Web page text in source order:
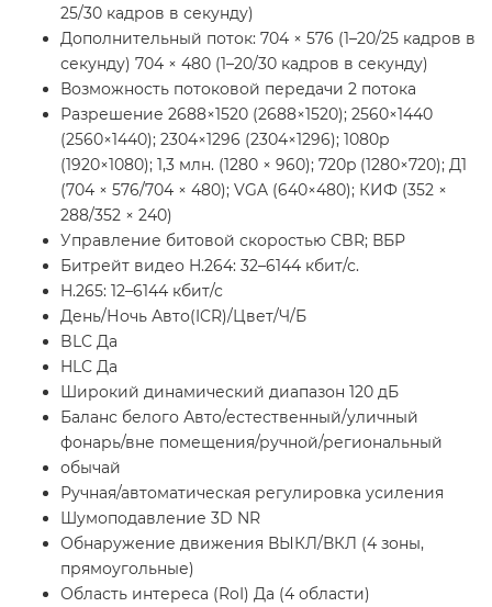
25/30 кадров в секунду)
Дополнительный поток: 704 × 576 (1–20/25 кадров в
секунду) 704 × 480 (1–20/30 кадров в секунду)
Возможность потоковой передачи 2 потока
Разрешение 2688×1520 (2688×1520); 2560×1440
(2560×1440); 2304×1296 (2304×1296); 1080р
(1920×1080); 1,3 млн. (1280 × 960); 720p (1280×720); Д1
(704 × 576/704 × 480); VGA (640×480); КИФ (352 ×
288/352 × 240)
Управление битовой скоростью CBR; ВБР
Битрейт видео H.264: 32–6144 кбит/с.
H.265: 12–6144 кбит/с
День/Ночь Авто(ICR)/Цвет/Ч/Б
BLC Да
HLC Да
Широкий динамический диапазон 120 дБ
Баланс белого Авто/естественный/уличный
фонарь/вне помещения/ручной/региональный
обычай
Ручная/автоматическая регулировка усиления
Шумоподавление 3D NR
Обнаружение движения ВЫКЛ/ВКЛ (4 зоны,
прямоугольные)
Область интереса (RoI) Да (4 области)